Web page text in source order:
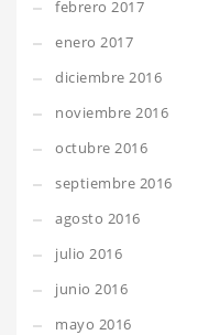
febrero 2017
enero 2017
diciembre 2016
noviembre 2016
octubre 2016
septiembre 2016
agosto 2016
julio 2016
junio 2016
mayo 2016